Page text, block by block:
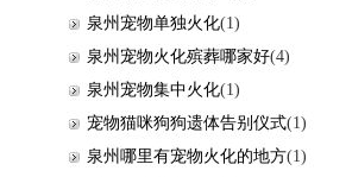
泉州宠物单独火化(1)
泉州宠物火化殡葬哪家好(4)
泉州宠物集中火化(1)
宠物猫咪狗狗遗体告别仪式(1)
泉州哪里有宠物火化的地方(1)